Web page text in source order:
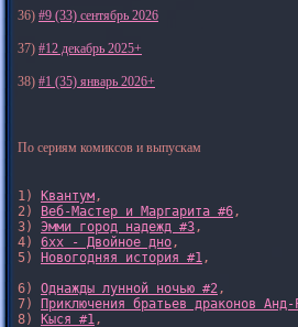
36) #9 (33) сентябрь 2026
37) #12 декабрь 2025+
38) #1 (35) январь 2026+
По сериям комиксов и выпускам
1) Квантум,
2)
Веб-Мастер и Маргарита #6,
3) Эмми город надежд #3,
4) 6xx - Двойное дно,
5)
Новогодняя история #1,
6) Однажды лунной ночью #2,
7)
Приключения братьев драконов
8)
Кыся #1,